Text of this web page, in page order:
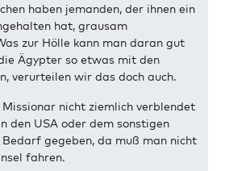
haben jemanden, der ihnen ein
hat, grausam
zur Hölle kann man daran gut
Ägypter so etwas mit den
verurteilen wir das doch auch.
nicht ziemlich verblendet
den USA oder dem sonstigen
gegeben, da muß man nicht
fahren.